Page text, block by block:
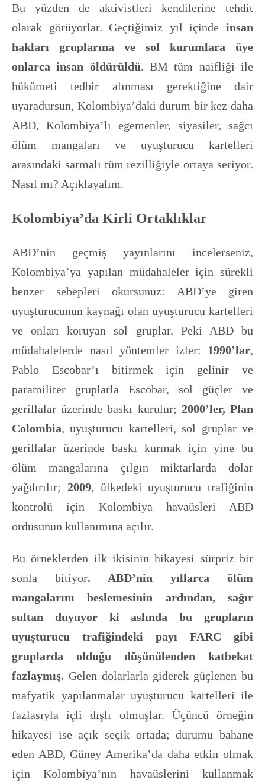
Bu yüzden de aktivistleri kendilerine tehdit
olarak görüyorlar. Geçtiğimiz yıl içinde insan
hakları gruplarına ve sol kurumlara üye
onlarca insan öldürüldü. BM tüm naifliği ile
hükümeti tedbir alınması gerektiğine dair
uyaradursun, Kolombiya’daki durum bir kez daha
ABD, Kolombiya’lı egemenler, siyasiler, sağcı
ölüm mangaları ve uyuşturucu kartelleri
arasındaki sarmalı tüm rezilliğiyle ortaya seriyor.
Nasıl mı? Açıklayalım.
Kolombiya’da Kirli Ortaklıklar
ABD’nin geçmiş yayınlarını incelerseniz,
Kolombiya’ya yapılan müdahaleler için sürekli
benzer sebepleri okursunuz: ABD’ye giren
uyuşturucunun kaynağı olan uyuşturucu kartelleri
ve onları koruyan sol gruplar. Peki ABD bu
müdahalelerde nasıl yöntemler izler: 1990’lar,
Pablo Escobar’ı bitirmek için gelinir ve
paramiliter gruplarla Escobar, sol güçler ve
gerillalar üzerinde baskı kurulur; 2000’ler, Plan
Colombia, uyuşturucu kartelleri, sol gruplar ve
gerillalar üzerinde baskı kurmak için yine bu
ölüm mangalarına çılgın miktarlarda dolar
yağdırılır; 2009, ülkedeki uyuşturucu trafiğinin
kontrolü için Kolombiya havaüsleri ABD
ordusunun kullanımına açılır.
Bu örneklerden ilk ikisinin hikayesi sürpriz bir
sonla bitiyor. ABD’nin yıllarca ölüm
mangalarını beslemesinin ardından, sağır
sultan duyuyor ki aslında bu grupların
uyuşturucu trafiğindeki payı FARC gibi
gruplarda olduğu düşünülenden katbekat
fazlaymış. Gelen dolarlarla giderek güçlenen bu
mafyatik yapılanmalar uyuşturucu kartelleri ile
fazlasıyla içli dışlı olmuşlar. Üçüncü örneğin
hikayesi ise açık seçik ortada; durumu bahane
eden ABD, Güney Amerika’da daha etkin olmak
için Kolombiya’nın havaüslerini kullanmak